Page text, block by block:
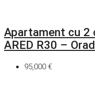
Apartament cu 2
ARED R30 –
95,000 €